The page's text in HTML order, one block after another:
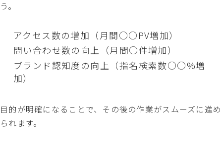
う。
アクセス数の増加（月間○○PV増加）
問い合わせ数の向上（月間○件増加）
ブランド認知度の向上（指名検索数○○%増
加）
目的が明確になることで、その後の作業がスムーズに進め
られます。